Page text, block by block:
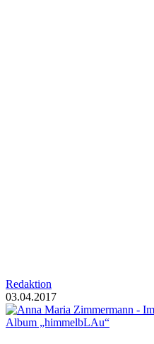
Redaktion
03.04.2017